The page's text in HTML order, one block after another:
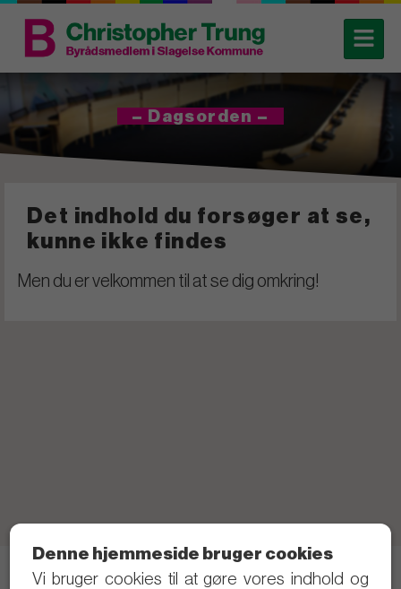
– Dagsorden –
Det indhold du forsøger at se,
kunne ikke findes
Men du er velkommen til at se dig omkring!
Telefon: 21 40 80 28 (Skriv gerne SMS først)
Denne hjemmeside bruger cookies
Vi bruger cookies til at gøre vores indhold og